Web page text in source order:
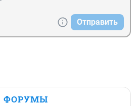
Отправить
ФОРУМЫ